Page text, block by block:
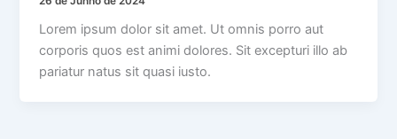
Lorem ipsum dolor sit amet. Ut omnis porro aut
corporis quos est animi dolores. Sit excepturi illo ab
pariatur natus sit quasi iusto.